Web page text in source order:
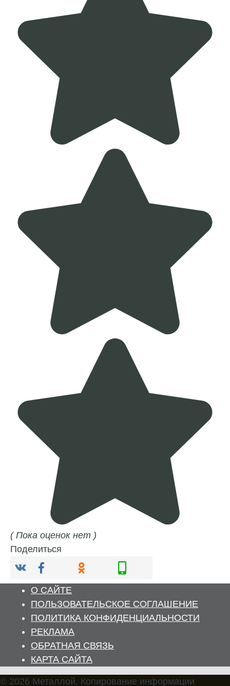
( Пока оценок нет )
Поделиться
О САЙТЕ
ПОЛЬЗОВАТЕЛЬСКОЕ СОГЛАШЕНИЕ
ПОЛИТИКА КОНФИДЕНЦИАЛЬНОСТИ
РЕКЛАМА
ОБРАТНАЯ СВЯЗЬ
КАРТА САЙТА
© 2026 Металлой. Копирование информации